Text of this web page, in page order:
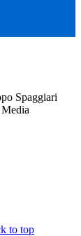
Spaggiari
to top